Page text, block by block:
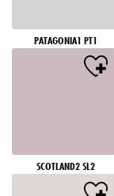
PATAGONIA1 PT1
SCOTLAND2 SL2